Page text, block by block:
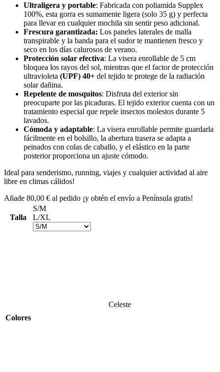
Ultraligera y portable: Fabricada con poliamida Supplex
100%, esta gorra es sumamente ligera (solo 35 g) y perfecta
para llevar en cualquier mochila sin sentir peso adicional.
Frescura garantizada: Los paneles laterales de malla
transpirable y la banda para el sudor te mantienen fresco y
seco en los días calurosos de verano.
Protección solar efectiva: La visera enrollable de 5 cm
bloquea los rayos del sol, mientras que el factor de protección
ultravioleta (UPF) 40+ del tejido te protege de la radiación
solar dañina.
Repelente de mosquitos: Disfruta del exterior sin
preocuparte por las picaduras. El tejido exterior cuenta con un
tratamiento especial que repele insectos molestos durante 5
lavados.
Cómoda y adaptable: La visera enrollable permite guardarla
fácilmente en el bolsillo, la abertura trasera se adapta a
peinados con colas de caballo, y el elástico en la parte
posterior proporciona un ajuste cómodo.
Ideal para senderismo, running, viajes y cualquier actividad al aire
libre en climas cálidos!
Añade 80,00 € al pedido ¡y obtén el envío a Península gratis!
Talla
S/M
L/XL
Colores
Celeste